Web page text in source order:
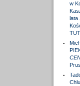
w
lata